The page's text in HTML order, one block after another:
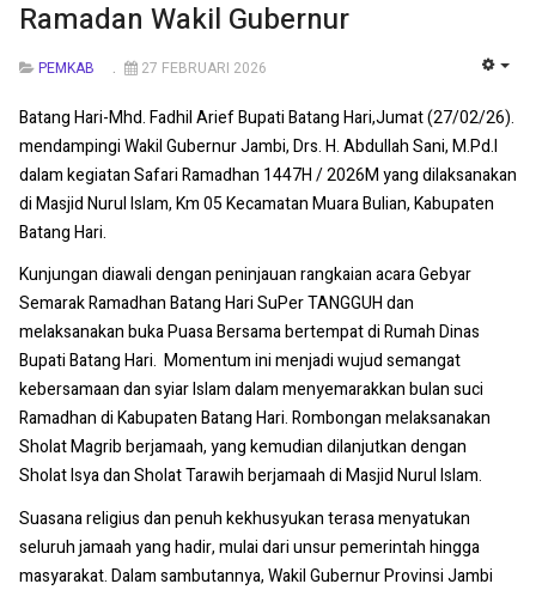
Ramadan Wakil Gubernur
PEMKAB 27 FEBRUARI 2026
Batang Hari-Mhd. Fadhil Arief Bupati Batang Hari,Jumat (27/02/26).
mendampingi Wakil Gubernur Jambi, Drs. H. Abdullah Sani, M.Pd.I
dalam kegiatan Safari Ramadhan 1447H / 2026M yang dilaksanakan
di Masjid Nurul Islam, Km 05 Kecamatan Muara Bulian, Kabupaten
Batang Hari.
Kunjungan diawali dengan peninjauan rangkaian acara Gebyar
Semarak Ramadhan Batang Hari SuPer TANGGUH dan
melaksanakan buka Puasa Bersama bertempat di Rumah Dinas
Bupati Batang Hari. Momentum ini menjadi wujud semangat
kebersamaan dan syiar Islam dalam menyemarakkan bulan suci
Ramadhan di Kabupaten Batang Hari. Rombongan melaksanakan
Sholat Magrib berjamaah, yang kemudian dilanjutkan dengan
Sholat Isya dan Sholat Tarawih berjamaah di Masjid Nurul Islam.
Suasana religius dan penuh kekhusyukan terasa menyatukan
seluruh jamaah yang hadir, mulai dari unsur pemerintah hingga
masyarakat. Dalam sambutannya, Wakil Gubernur Provinsi Jambi